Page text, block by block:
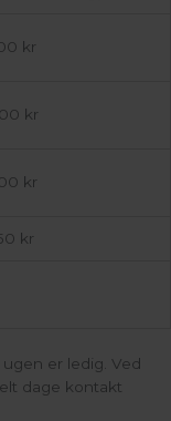
kr
kr
kr
kr
er ledig. Ved
dage kontakt